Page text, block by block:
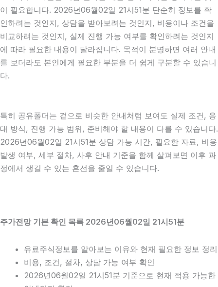
이 필요합니다. 2026년06월02일 21시51분 단순히 정보를 확
인하려는 것인지, 상담을 받아보려는 것인지, 비용이나 조건을
비교하려는 것인지, 실제 진행 가능 여부를 확인하려는 것인지
에 따라 필요한 내용이 달라집니다. 목적이 분명하면 여러 안내
를 보더라도 본인에게 필요한 부분을 더 쉽게 구분할 수 있습니
다.
특히 공유폴더는 겉으로 비슷한 안내처럼 보여도 실제 조건, 응
대 방식, 진행 가능 범위, 준비해야 할 내용이 다를 수 있습니다.
2026년06월02일 21시51분 상담 가능 시간, 필요한 자료, 비용
발생 여부, 세부 절차, 사후 안내 기준을 함께 살펴보면 이후 과
정에서 생길 수 있는 혼선을 줄일 수 있습니다.
주가전망 기본 확인 목록 2026년06월02일 21시51분
유료주식정보를 알아보는 이유와 현재 필요한 정보 정리
비용, 조건, 절차, 상담 가능 여부 확인
2026년06월02일 21시51분 기준으로 현재 적용 가능한